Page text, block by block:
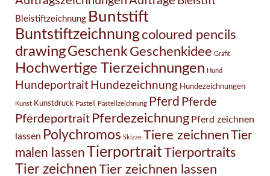
Bleistiftzeichnung Buntstift
Buntstiftzeichnungcoloured pencils
drawingGeschenk Geschenkidee Grafit
Hochwertige Tierzeichnungen Hund
Hundeportrait Hundezeichnung Hundezeichnungen
Kunst Kunstdruck Pastell Pastellzeichnung Pferd Pferde
Pferdeportrait Pferdezeichnung Pferd zeichnen
lassen Polychromos Skizze Tiere zeichnenTier
malen lassenTierportraitTierportraits
Tier zeichnenTier zeichnen lassen